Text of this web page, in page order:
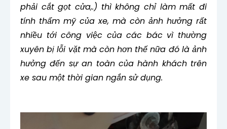
phải cắt gọt cửa,.) thì không chỉ làm mất đi
tính thẩm mỹ của xe, mà còn ảnh hưởng rất
nhiều tới công việc của các bác vì thường
xuyên bị lỗi vặt mà còn hơn thế nữa đó là ảnh
hưởng đến sự an toàn của hành khách trên
xe sau một thời gian ngắn sử dụng.